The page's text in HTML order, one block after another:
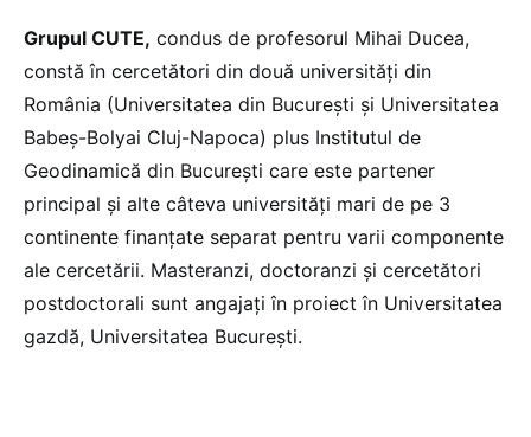
Grupul CUTE, condus de profesorul Mihai Ducea,
constă în cercetători din două universități din
România (Universitatea din București și Universitatea
Babeș-Bolyai Cluj-Napoca) plus Institutul de
Geodinamică din București care este partener
principal și alte câteva universități mari de pe 3
continente finanțate separat pentru varii componente
ale cercetării. Masteranzi, doctoranzi și cercetători
postdoctorali sunt angajați în proiect în Universitatea
gazdă, Universitatea București.